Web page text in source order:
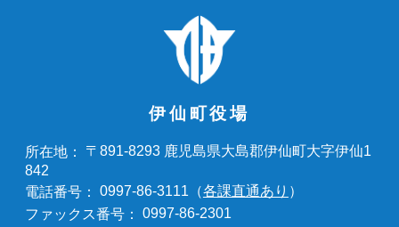
伊仙町役場
所在地：
〒891-8293 鹿児島県大島郡伊仙町大字伊仙1
842
電話番号：
0997-86-3111（各課直通あり ）
ファックス番号：
0997-86-2301